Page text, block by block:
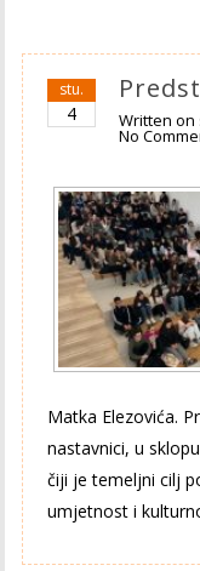
stu.
4 Written on
No
Matka Elezovića.
nastavnici, u
čiji je temeljni cilj
umjetnost i